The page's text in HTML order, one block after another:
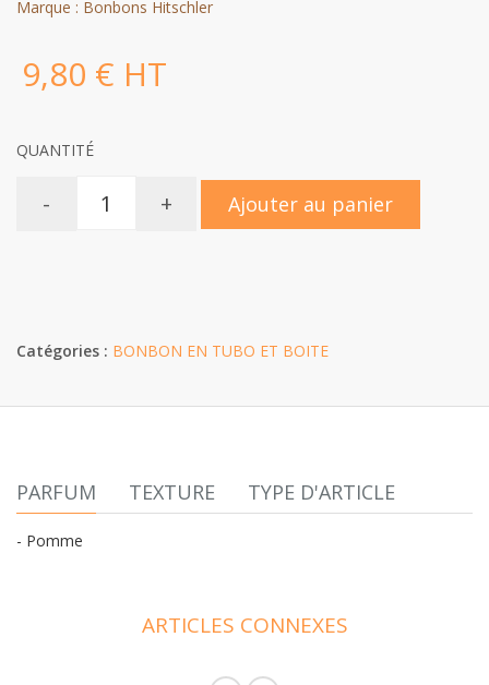
Marque : Bonbons Hitschler
9,80 € HT
QUANTITÉ
- + Ajouter au panier
Catégories : BONBON EN TUBO ET BOITE
PARFUM TEXTURE TYPE D'ARTICLE
- Pomme
ARTICLES CONNEXES